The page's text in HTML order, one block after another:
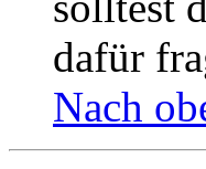
dafür
Nach